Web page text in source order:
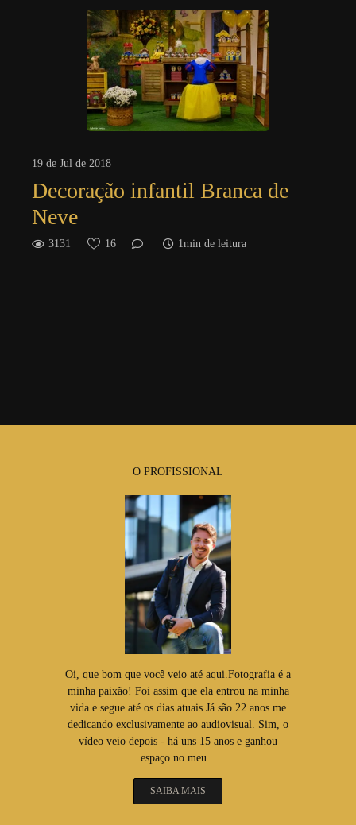
19 de Jul de 2018
Decoração infantil Branca de
Neve
3131 16 1min de leitura
O PROFISSIONAL
Oi, que bom que você veio até aqui.Fotografia é a
minha paixão! Foi assim que ela entrou na minha
vida e segue até os dias atuais.Já são 22 anos me
dedicando exclusivamente ao audiovisual. Sim, o
vídeo veio depois - há uns 15 anos e ganhou
espaço no meu...
SAIBA MAIS